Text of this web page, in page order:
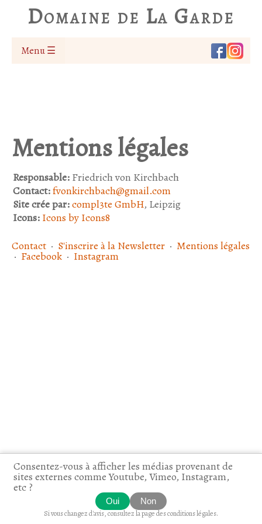
Domaine de La Garde
Menu ☰
Mentions légales
Responsable: Friedrich von Kirchbach
Contact:fvonkirchbach@gmail.com
Site crée par:compl3te GmbH, Leipzig
Icons: Icons by Icons8
Contact · S'inscrire à la Newsletter · Mentions légales
· Facebook · Instagram
Consentez-vous à afficher les médias provenant de
sites externes comme Youtube, Vimeo, Instagram,
etc ?
Oui Non
Si vous changez d'avis, consultez lapage des conditions légales.